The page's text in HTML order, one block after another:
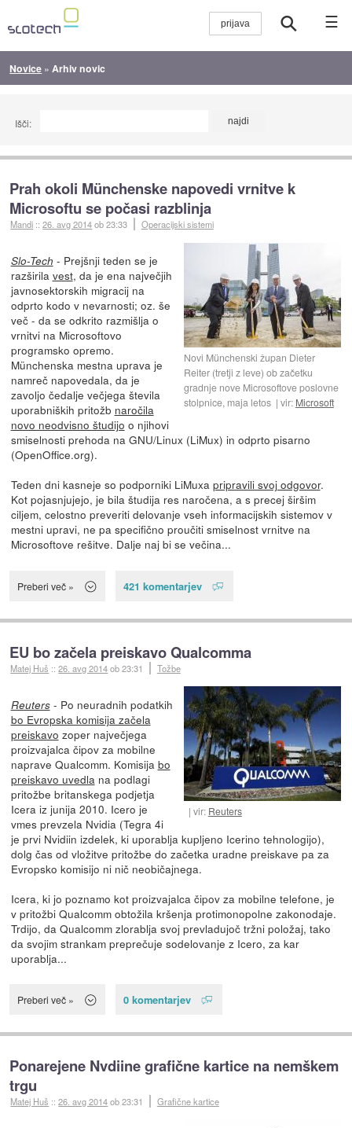
☰
Novice » Arhiv novic
Išči:
Prah okoli Münchenske napovedi vrnitve k
Microsoftu se počasi razblinja
Mandi ::26. avg 2014ob 23:33 Operacijski sistemi
Novi Münchenski župan Dieter
Reiter (tretji z leve) ob začetku
gradnje nove Microsoftove poslovne
stolpnice, maja letos
vir: Microsoft
Slo-Tech - Prejšnji teden se je
razširila vest, da je ena največjih
javnosektorskih migracij na
odprto kodo v nevarnosti; oz. še
več - da se odkrito razmišlja o
vrnitvi na Microsoftovo
programsko opremo.
Münchenska mestna uprava je
namreč napovedala, da je
zavoljo čedalje večjega števila
uporabniških pritožb naročila
novo neodvisno študijo o njihovi
smiselnosti prehoda na GNU/Linux (LiMux) in odprto pisarno
(OpenOffice.org).
Teden dni kasneje so podporniki LiMuxa pripravili svoj odgovor.
Kot pojasnjujejo, je bila študija res naročena, a s precej širšim
ciljem, celostno preveriti delovanje vseh informacijskih sistemov v
mestni upravi, ne pa specifično proučiti smiselnost vrnitve na
Microsoftove rešitve. Dalje naj bi se večina...
Preberi več » 421 komentarjev
EU bo začela preiskavo Qualcomma
Matej Huš ::26. avg 2014ob 23:31 Tožbe
vir: Reuters
Reuters- Po neuradnih podatkih
bo Evropska komisija začela
preiskavo zoper največjega
proizvajalca čipov za mobilne
naprave Qualcomm. Komisija bo
preiskavo uvedla na podlagi
pritožbe britanskega podjetja
Icera iz junija 2010. Icero je
vmes prevzela Nvidia (Tegra 4i
je prvi Nvidiin izdelek, ki uporablja kupljeno Icerino tehnologijo),
dolg čas od vložitve pritožbe do začetka uradne preiskave pa za
Evropsko komisijo ni nič neobičajnega.
Icera, ki jo poznamo kot proizvajalca čipov za mobilne telefone, je
v pritožbi Qualcomm obtožila kršenja protimonopolne zakonodaje.
Trdijo, da Qualcomm zlorablja svoj prevladujoč tržni položaj, tako
da svojim strankam preprečuje sodelovanje z Icero, za kar
uporablja...
Preberi več » 0 komentarjev
Ponarejene Nvdiine grafične kartice na nemškem
trgu
Matej Huš ::26. avg 2014ob 23:31 Grafične kartice